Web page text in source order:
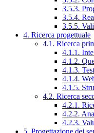
3.5.3.
3.5.4.
3.5.5.
4. Ricerca progettuale
4.1. Ricerca
4.1.1.
4.1.2.
4.1.3.
4.1.4.
4.1.5.
4.2. Ricerca
4.2.1.
4.2.2.
4.2.3.
5. Progettazione dei